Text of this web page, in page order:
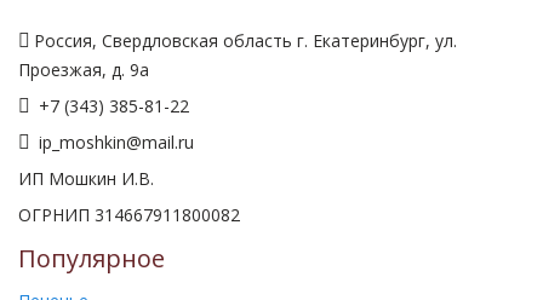
Россия, Свердловская область г. Екатеринбург, ул.
Проезжая, д. 9а
+7 (343) 385-81-22
ip_moshkin@mail.ru
ИП Мошкин И.В.
ОГРНИП 314667911800082
Популярное